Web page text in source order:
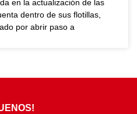
en la actualización de las
dentro de sus flotillas,
por abrir paso a